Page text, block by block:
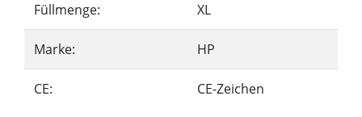
Füllmenge: XL
Marke: HP
CE: CE-Zeichen